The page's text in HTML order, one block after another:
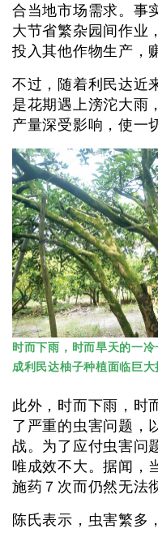
合当地市场需求。事
大节省繁杂园间作业
投入其他作物生产
不过，随着利民达近
是花期遇上滂沱大雨
产量深受影响，使一
时而下雨，时而旱天的一
成利民达柚子种植面临巨大
此外，时而下雨，时
了严重的虫害问题，
战。为了应付虫害问
唯成效不大。据闻，
施药７次而仍然无
陈氏表示，虫害繁多